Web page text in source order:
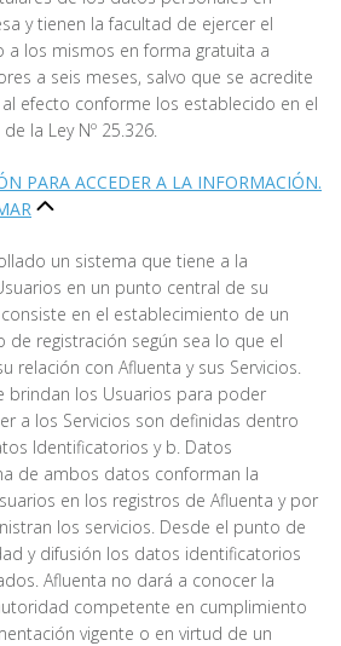
y tienen la facultad de ejercer el
a los mismos en forma gratuita a
a seis meses, salvo que se acredite
efecto conforme los establecido en el
la Ley Nº 25.326.
PARA ACCEDER A LA INFORMACIÓN.
un sistema que tiene a la
en un punto central de su
en el establecimiento de un
de registración según sea lo que el
relación con Afluenta y sus Servicios.
brindan los Usuarios para poder
a los Servicios son definidas dentro
Identificatorios y b. Datos
de ambos datos conforman la
en los registros de Afluenta y por
los servicios. Desde el punto de
y difusión los datos identificatorios
Afluenta no dará a conocer la
competente en cumplimiento
vigente o en virtud de un